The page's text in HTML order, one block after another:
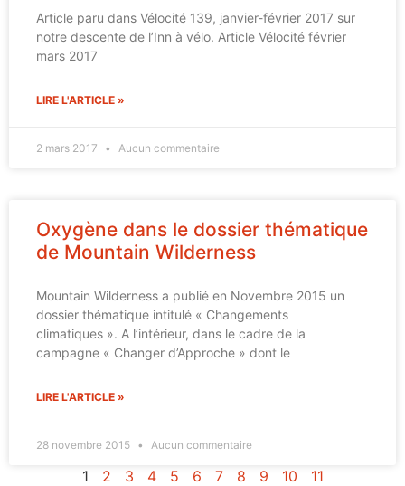
Article paru dans Vélocité 139, janvier-février 2017 sur
notre descente de l’Inn à vélo. Article Vélocité février
mars 2017
LIRE L'ARTICLE »
2 mars 2017 Aucun commentaire
Oxygène dans le dossier thématique
de Mountain Wilderness
Mountain Wilderness a publié en Novembre 2015 un
dossier thématique intitulé « Changements
climatiques ». A l’intérieur, dans le cadre de la
campagne « Changer d’Approche » dont le
LIRE L'ARTICLE »
28 novembre 2015 Aucun commentaire
1 2 3 4 5 6 7 8 9 10 11